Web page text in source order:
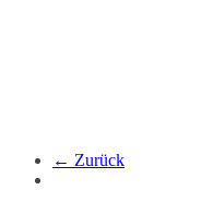
← Zurück